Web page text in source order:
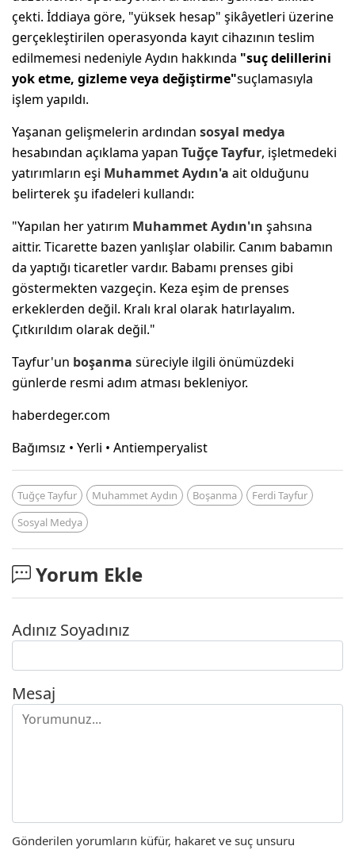
çekti. İddiaya göre, "yüksek hesap" şikâyetleri üzerine
gerçekleştirilen operasyonda kayıt cihazının teslim
edilmemesi nedeniyle Aydın hakkında "suç delillerini
yok etme, gizleme veya değiştirme"suçlamasıyla
işlem yapıldı.
Yaşanan gelişmelerin ardından sosyal medya
hesabından açıklama yapan Tuğçe Tayfur, işletmedeki
yatırımların eşi Muhammet Aydın'a ait olduğunu
belirterek şu ifadeleri kullandı:
"Yapılan her yatırım Muhammet Aydın'ın şahsına
aittir. Ticarette bazen yanlışlar olabilir. Canım babamın
da yaptığı ticaretler vardır. Babamı prenses gibi
göstermekten vazgeçin. Keza eşim de prenses
erkeklerden değil. Kralı kral olarak hatırlayalım.
Çıtkırıldım olarak değil."
Tayfur'un boşanma süreciyle ilgili önümüzdeki
günlerde resmi adım atması bekleniyor.
haberdeger.com
Bağımsız • Yerli • Antiemperyalist
Tuğçe Tayfur Muhammet Aydın Boşanma
Ferdi Tayfur
Sosyal Medya
Yorum Ekle
Adınız Soyadınız
Mesaj
Gönderilen yorumların küfür, hakaret ve suç unsuru